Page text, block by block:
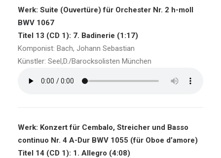
Werk: Suite (Ouvertüre) für Orchester Nr. 2 h-moll
BWV 1067
Titel 13 (CD 1): 7. Badinerie (1:17)
Komponist: Bach, Johann Sebastian
Künstler: Seel,D./Barocksolisten München
Werk: Konzert für Cembalo, Streicher und Basso
continuo Nr. 4 A-Dur BWV 1055 (für Oboe d’amore)
Titel 14 (CD 1): 1. Allegro (4:08)